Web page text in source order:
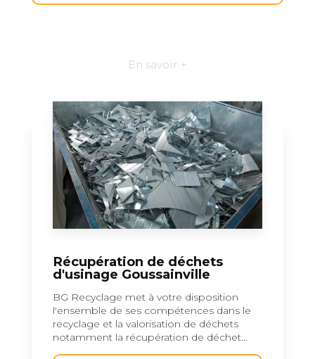
En savoir +
Récupération de déchets
d'usinage Goussainville
BG Recyclage met à votre disposition
l'ensemble de ses compétences dans le
recyclage et la valorisation de déchets
notamment la récupération de déchet...